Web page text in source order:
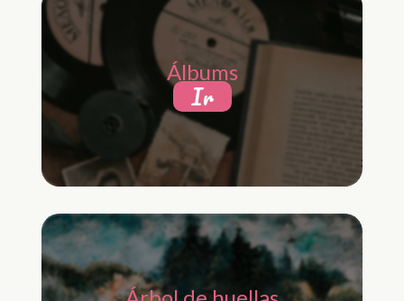
Álbums
Ir